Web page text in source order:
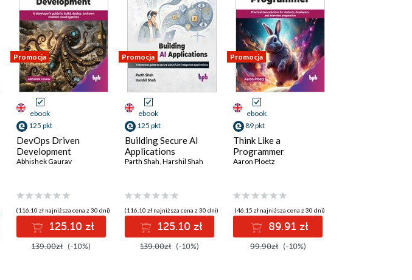
Promocja
ebook
125 pkt
DevOps Driven
Development
Abhishek Gaurav
(116,10 zł najniższa cena z 30 dni)
125.10 zł
139.00zł (-10%)
Promocja
ebook
125 pkt
Building Secure AI
Applications
Parth Shah, Harshil Shah
(116,10 zł najniższa cena z 30 dni)
125.10 zł
139.00zł (-10%)
Promocja
ebook
89 pkt
Think Like a
Programmer
Aaron Ploetz
(46,15 zł najniższa cena z 30 dni)
89.91 zł
99.90zł (-10%)